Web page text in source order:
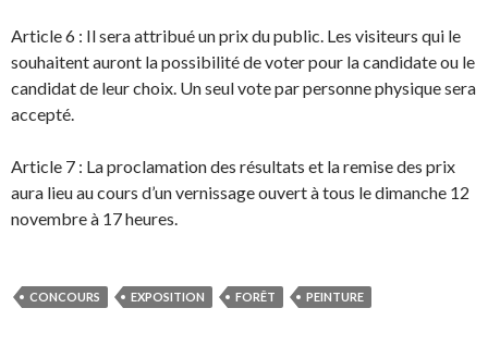
Article 6 : Il sera attribué un prix du public. Les visiteurs qui le
souhaitent auront la possibilité de voter pour la candidate ou le
candidat de leur choix. Un seul vote par personne physique sera
accepté.
Article 7 : La proclamation des résultats et la remise des prix
aura lieu au cours d’un vernissage ouvert à tous le dimanche 12
novembre à 17 heures.
CONCOURS EXPOSITION FORÊT PEINTURE